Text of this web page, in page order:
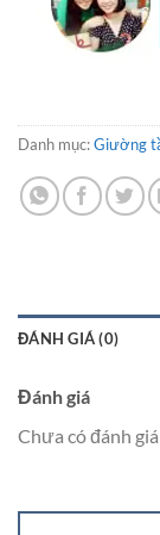
Danh mục:Giường
ĐÁNH GIÁ (0)
Đánh giá
Chưa có đánh